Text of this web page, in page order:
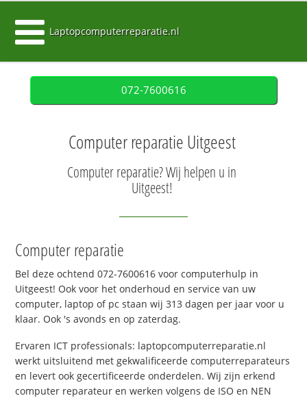
Laptopcomputerreparatie.nl
072-7600616
Computer reparatie Uitgeest
Computer reparatie? Wij helpen u in
Uitgeest!
Computer reparatie
Bel deze ochtend 072-7600616 voor computerhulp in
Uitgeest! Ook voor het onderhoud en service van uw
computer, laptop of pc staan wij 313 dagen per jaar voor u
klaar. Ook 's avonds en op zaterdag.
Ervaren ICT professionals: laptopcomputerreparatie.nl
werkt uitsluitend met gekwalificeerde computerreparateurs
en levert ook gecertificeerde onderdelen. Wij zijn erkend
computer reparateur en werken volgens de ISO en NEN